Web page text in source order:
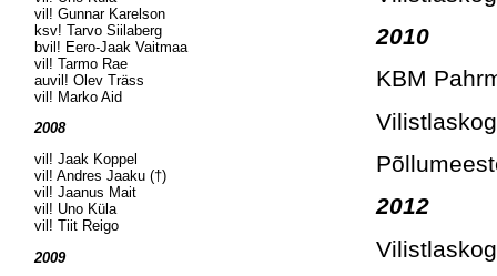
vil! Gunnar Karelson
ksv! Tarvo Siilaberg
bvil! Eero-Jaak Vaitmaa
vil! Tarmo Rae
auvil! Olev Träss
vil! Marko Aid
2008
vil! Jaak Koppel
vil! Andres Jaaku (†)
vil! Jaanus Mait
vil! Uno Küla
vil! Tiit Reigo
2009
2010
KBM
2012